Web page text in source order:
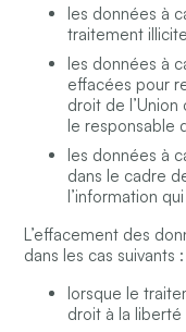
les données à
traitement
les données à
effacées pour
droit de l’Union
le responsable
les données à
dans le cadre
l’information
L’effacement des
dans les cas suivants :
lorsque le
droit à la liberté